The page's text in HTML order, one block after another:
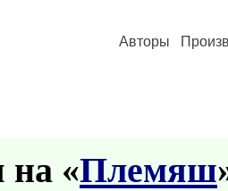
Авторы
на «Племяш